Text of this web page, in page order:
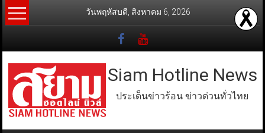
Skip
to
วันพฤหัสบดี, สิงหาคม 6, 2026
Siam Hotline News
ประเด็นข่าวร้อน ข่าวด่วนทั่วไทย